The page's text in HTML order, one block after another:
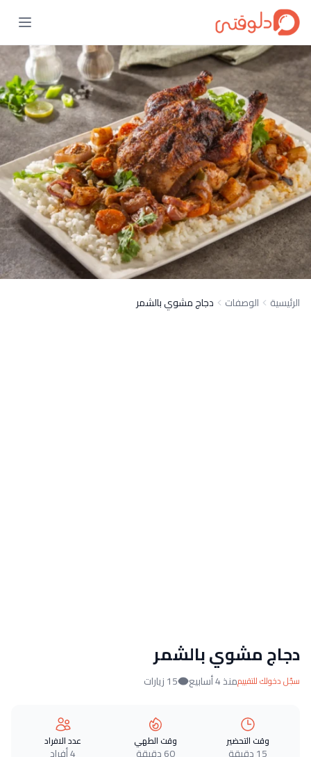
الرئيسية الوصفات دجاج مشوي بالشمر
دجاج مشوي بالشمر
سجّل دخولك للتقييممنذ 4 أسابيع 15 زيارات
وقت التحضير
15 دقيقة
وقت الطهي
60 دقيقة
عدد الافراد
4 أفراد